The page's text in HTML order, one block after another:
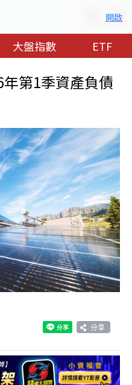
開啟
大盤指數 ETF
年第1季資產負債
分享